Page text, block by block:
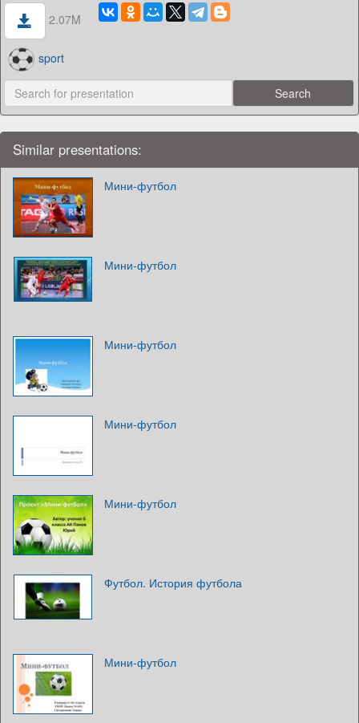
2.07M
sport
Similar presentations:
Мини-футбол
Мини-футбол
Мини-футбол
Мини-футбол
Мини-футбол
Футбол. История футбола
Мини-футбол